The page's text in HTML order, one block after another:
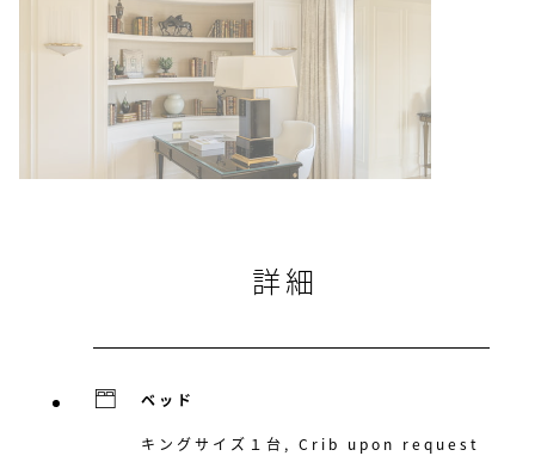
詳細
ベッド
キングサイズ１台, Crib upon request